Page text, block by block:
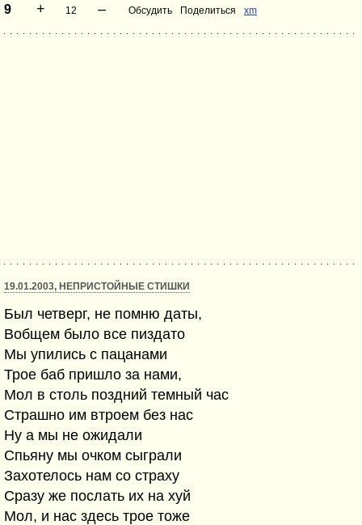
9 + 12 – Обсудить Поделиться xm
19.01.2003, НЕПРИСТОЙНЫЕ СТИШКИ
Был четверг, не помню даты,
Вобщем было все пиздато
Мы упились с пацанами
Трое баб пришло за нами,
Мол в столь поздний темный час
Страшно им втроем без нас
Ну а мы не ожидали
Спьяну мы очком сыграли
Захотелось нам со страху
Сразу же послать их на хуй
Мол, и нас здесь трое тоже